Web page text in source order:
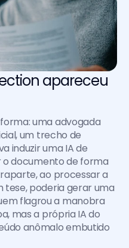
apareceu
uma advogada
um trecho de
induzir uma IA de
documento de forma
ao processar a
tese, poderia gerar uma
flagrou a manobra
mas a própria IA do
anômalo embutido